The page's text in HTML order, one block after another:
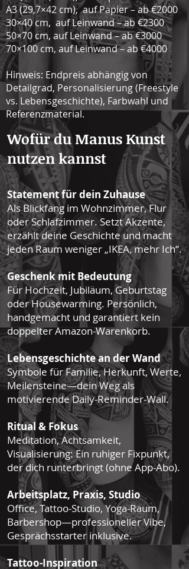
A3 (29,7×42 cm), auf Papier – ab €2000
30×40 cm, auf Leinwand – ab €2300
50×70 cm, auf Leinwand – ab €3000
70×100 cm, auf Leinwand – ab €4000
Hinweis: Endpreis abhängig von
Detailgrad, Personalisierung (Freestyle
vs. Lebensgeschichte), Farbwahl und
Referenzmaterial.
Wofür du Manus Kunst
nutzen kannst
Statement für dein Zuhause
Als Blickfang im Wohnzimmer, Flur
oder Schlafzimmer. Setzt Akzente,
erzählt deine Geschichte und macht
jeden Raum weniger „IKEA, mehr Ich“.
Geschenk mit Bedeutung
Für Hochzeit, Jubiläum, Geburtstag
oder Housewarming. Persönlich,
handgemacht und garantiert kein
doppelter Amazon-Warenkorb.
Lebensgeschichte an der Wand
Symbole für Familie, Herkunft, Werte,
Meilensteine—dein Weg als
motivierende Daily-Reminder-Wall.
Ritual & Fokus
Meditation, Achtsamkeit,
Visualisierung: Ein ruhiger Fixpunkt,
der dich runterbringt (ohne App-Abo).
Arbeitsplatz, Praxis, Studio
Office, Tattoo-Studio, Yoga-Raum,
Barbershop—professioneller Vibe,
Gesprächsstarter inklusive.
Tattoo-Inspiration